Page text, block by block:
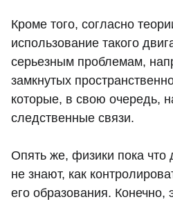
Кроме того, согласно
использование такого
серьезным проблемам,
замкнутых
которые, в свою очередь,
следственные связи.
Опять же, физики пока что
не знают, как
его образования. Конечно,